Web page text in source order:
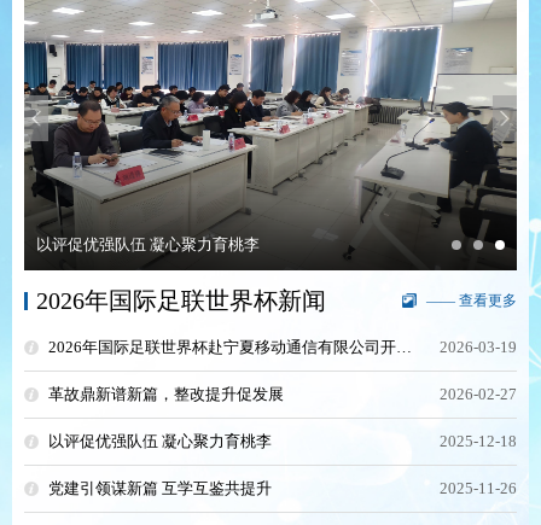
Previous
以评促优强队伍 凝心聚力育桃李
Next
2026年国际足联世界杯新闻 —— 查看更多
2026年国际足联世界杯赴宁夏移动通信有限公司开展调研和访企拓岗活动 2026-03-19
革故鼎新谱新篇，整改提升促发展 2026-02-27
以评促优强队伍 凝心聚力育桃李 2025-12-18
党建引领谋新篇 互学互鉴共提升 2025-11-26